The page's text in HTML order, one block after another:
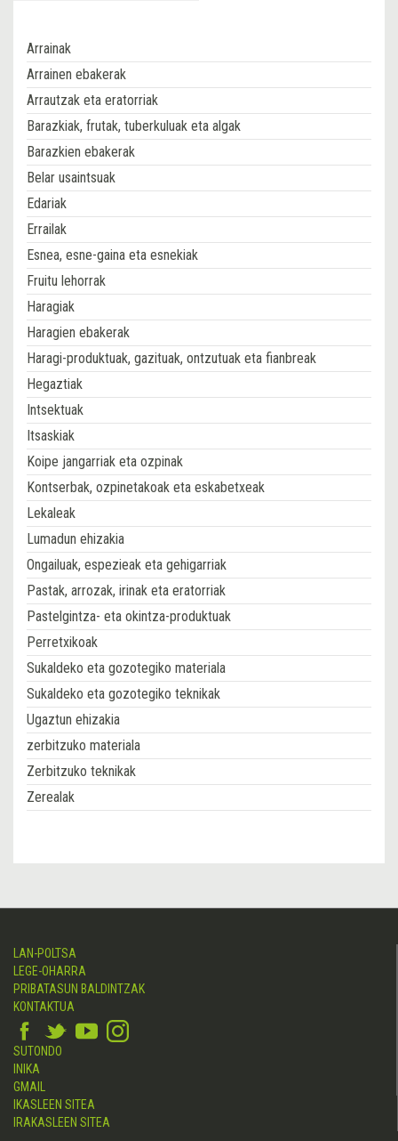
Arrainak
Arrainen ebakerak
Arrautzak eta eratorriak
Barazkiak, frutak, tuberkuluak eta algak
Barazkien ebakerak
Belar usaintsuak
Edariak
Errailak
Esnea, esne-gaina eta esnekiak
Fruitu lehorrak
Haragiak
Haragien ebakerak
Haragi-produktuak, gazituak, ontzutuak eta fianbreak
Hegaztiak
Intsektuak
Itsaskiak
Koipe jangarriak eta ozpinak
Kontserbak, ozpinetakoak eta eskabetxeak
Lekaleak
Lumadun ehizakia
Ongailuak, espezieak eta gehigarriak
Pastak, arrozak, irinak eta eratorriak
Pastelgintza- eta okintza-produktuak
Perretxikoak
Sukaldeko eta gozotegiko materiala
Sukaldeko eta gozotegiko teknikak
Ugaztun ehizakia
zerbitzuko materiala
Zerbitzuko teknikak
Zerealak
LAN-POLTSA
LEGE-OHARRA
PRIBATASUN BALDINTZAK
KONTAKTUA
SUTONDO
INIKA
GMAIL
IKASLEEN SITEA
IRAKASLEEN SITEA